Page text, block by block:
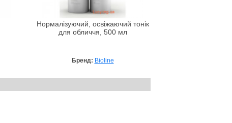
Нормалізуючий, освіжаючий тонік
для обличчя, 500 мл
Бренд: Bioline